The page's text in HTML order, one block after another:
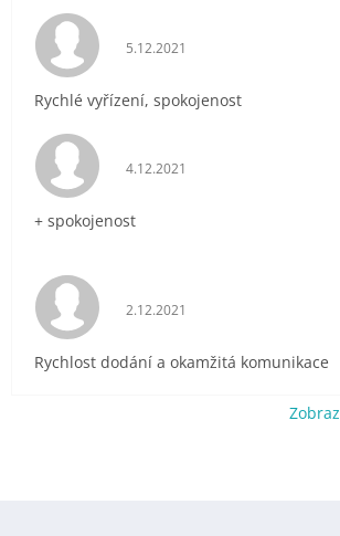
Hodnocení obchodu je 5 z 5
5.12.2021
Rychlé vyřízení, spokojenost
Hodnocení obchodu je 5 z 5
4.12.2021
+ spokojenost
Hodnocení obchodu je 5 z 5
2.12.2021
Rychlost dodání a okamžitá komunikace